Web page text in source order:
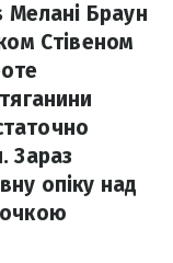
Мелані Браун
Стівеном
Зараз
опіку над